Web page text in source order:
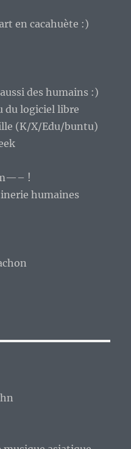
en cacahuète :)
des humains :)
du logiciel libre
(K/X/Edu/buntu)
!
humaines